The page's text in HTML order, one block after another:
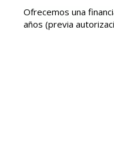
Ofrecemos una
años (previa